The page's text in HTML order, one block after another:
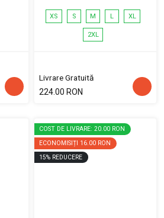
XS S M L XL
2XL
Livrare Gratuită
224.00 RON
COST DE LIVRARE: 20.00 RON
ECONOMISIȚI 16.00 RON
15% REDUCERE